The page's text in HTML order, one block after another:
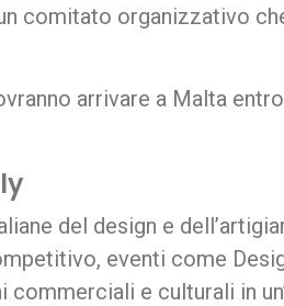
comitato organizzativo
arrivare a Malta
del design e
eventi come
e culturali in